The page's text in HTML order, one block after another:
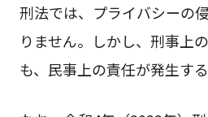
刑法では、プライバシーの
りません。しかし、刑事上
も、民事上の責任が発生する